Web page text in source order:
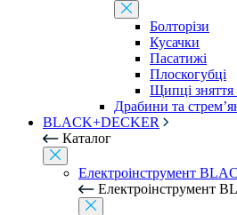
Болторізи
Кусачки
Пасатижі
Плоскогубці
Щипці зняття
Драбини та
BLACK+DECKER
Каталог
Електроінструмент
Електроінструмент